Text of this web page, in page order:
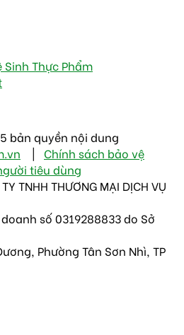
Sinh Thực Phẩm
bản quyền nội dung
| Chính sách bảo vệ
tiêu dùng
TNHH THƯƠNG MẠI DỊCH VỤ
số 0319288833 do Sở
Phường Tân Sơn Nhì, TP